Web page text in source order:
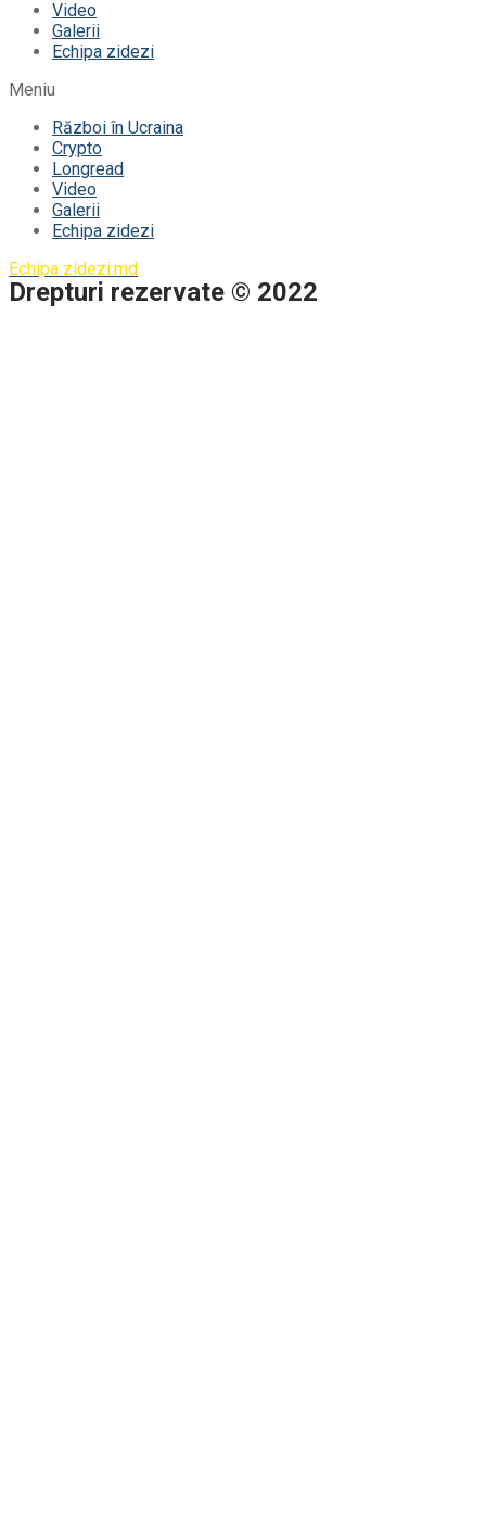
Video
Galerii
Echipa zidezi
Meniu
Război în Ucraina
Crypto
Longread
Video
Galerii
Echipa zidezi
Echipa zidezi.md
Drepturi rezervate © 2022